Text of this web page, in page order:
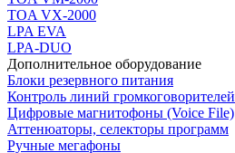
TOA VX-2000
LPA EVA
LPA-DUO
Дополнительное оборудование
Блоки резервного питания
Контроль линий громкоговорителей
Цифровые магнитофоны (Voice File)
Аттенюаторы, селекторы программ
Ручные мегафоны